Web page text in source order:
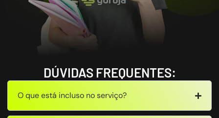
DÚVIDAS FREQUENTES:
O que está incluso no serviço?